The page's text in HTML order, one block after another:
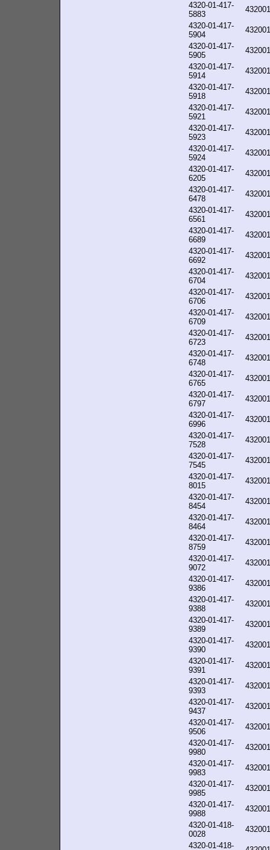
4320-01-417-
5883
4320-01-417-
5904
4320-01-417-
5905
4320-01-417-
5914
4320-01-417-
5918
4320-01-417-
5921
4320-01-417-
5923
4320-01-417-
5924
4320-01-417-
6205
4320-01-417-
6478
4320-01-417-
6561
4320-01-417-
6689
4320-01-417-
6692
4320-01-417-
6704
4320-01-417-
6706
4320-01-417-
6709
4320-01-417-
6723
4320-01-417-
6748
4320-01-417-
6765
4320-01-417-
6797
4320-01-417-
6996
4320-01-417-
7528
4320-01-417-
7545
4320-01-417-
8015
4320-01-417-
8454
4320-01-417-
8464
4320-01-417-
8759
4320-01-417-
9072
4320-01-417-
9386
4320-01-417-
9388
4320-01-417-
9389
4320-01-417-
9390
4320-01-417-
9391
4320-01-417-
9393
4320-01-417-
9437
4320-01-417-
9506
4320-01-417-
9980
4320-01-417-
9983
4320-01-417-
9985
4320-01-417-
9988
4320-01-418-
0028
4320-01-418-